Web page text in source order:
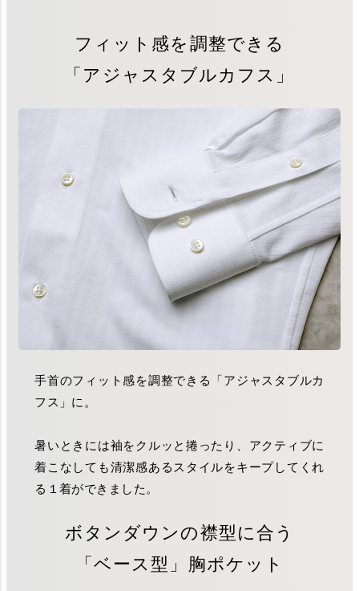
フィット感を調整できる
「アジャスタブルカフス」
手首のフィット感を調整できる「アジャスタブルカ
フス」に。
暑いときには袖をクルッと捲ったり、アクティブに
着こなしても清潔感あるスタイルをキープしてくれ
る１着ができました。
ボタンダウンの襟型に合う
「ベース型」胸ポケット